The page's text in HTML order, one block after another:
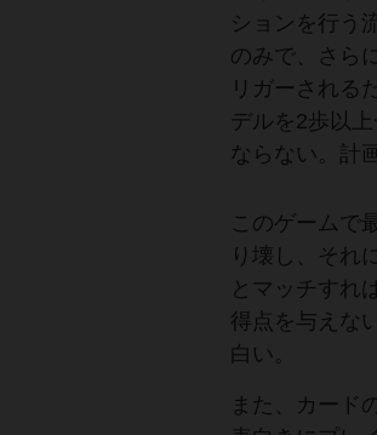
ションを行う
のみで、さら
リガーされる
デルを2歩以
ならない。計
このゲームで
り壊し、それ
とマッチすれ
得点を与えな
白い。
また、カード